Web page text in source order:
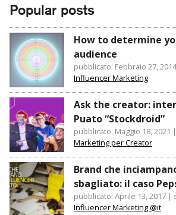
Popular posts
How to determine
audience
pubblicato: Febbraio 27, 2014
Influencer Marketing
Ask the creator:
Puato “Stockdroid”
pubblicato: Maggio 18, 2021 |
Marketing per Creator
Brand che
sbagliato: il caso
pubblicato: Aprile 13, 2017 |
Influencer Marketing @it